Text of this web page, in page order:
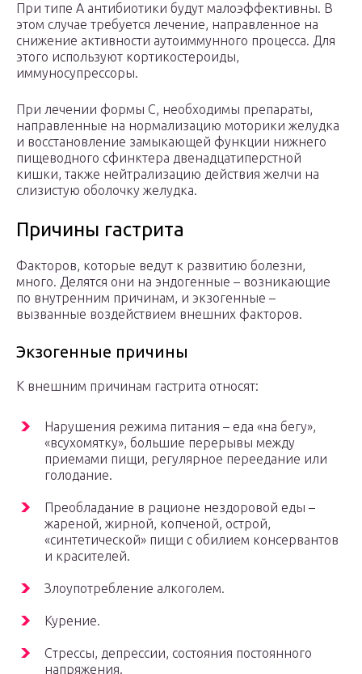
При типе А антибиотики будут малоэффективны. В
этом случае требуется лечение, направленное на
снижение активности аутоиммунного процесса. Для
этого используют кортикостероиды,
иммуносупрессоры.
При лечении формы С, необходимы препараты,
направленные на нормализацию моторики желудка
и восстановление замыкающей функции нижнего
пищеводного сфинктера двенадцатиперстной
кишки, также нейтрализацию действия желчи на
слизистую оболочку желудка.
Причины гастрита
Факторов, которые ведут к развитию болезни,
много. Делятся они на эндогенные – возникающие
по внутренним причинам, и экзогенные –
вызванные воздействием внешних факторов.
Экзогенные причины
К внешним причинам гастрита относят:
Нарушения режима питания – еда «на бегу»,
«всухомятку», большие перерывы между
приемами пищи, регулярное переедание или
голодание.
Преобладание в рационе нездоровой еды –
жареной, жирной, копченой, острой,
«синтетической» пищи с обилием консервантов
и красителей.
Злоупотребление алкоголем.
Курение.
Стрессы, депрессии, состояния постоянного
напряжения.